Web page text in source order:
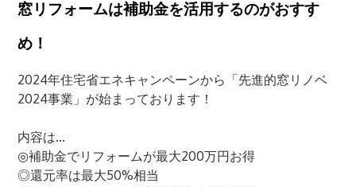
窓リフォームは補助金を活用するのがおすす
め！